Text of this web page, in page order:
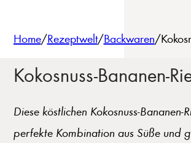
Home/Rezeptwelt/Backwaren/
Kokosnuss-Bananen-
Diese köstlichen Kokosnuss-
perfekte Kombination aus Süße und